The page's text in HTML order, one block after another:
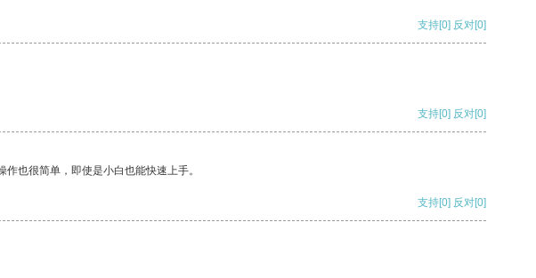
支持[0] 反对[0]
支持[0] 反对[0]
也很简单，即使是小白也能快速上手。
支持[0] 反对[0]